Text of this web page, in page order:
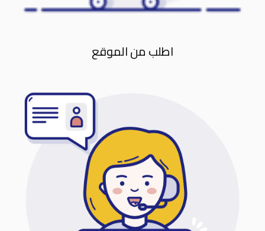
اطلب من الموقع